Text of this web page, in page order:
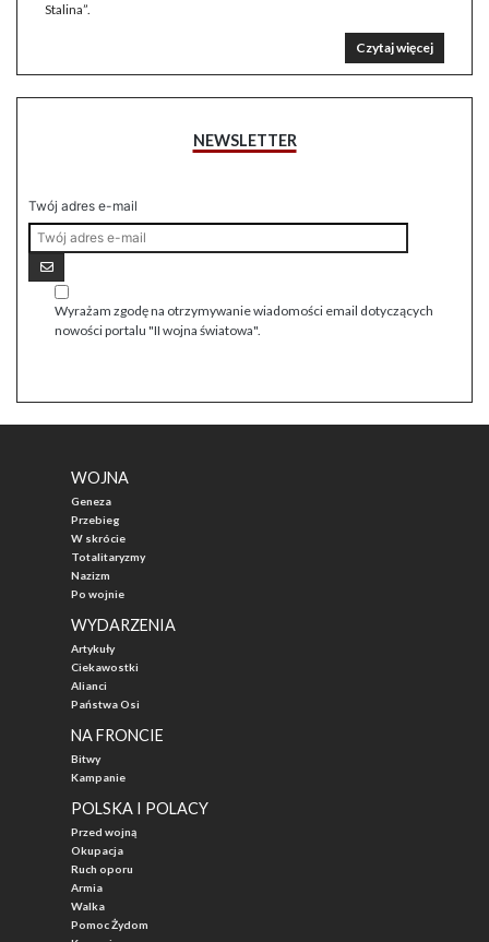
Stalina”.
Czytaj więcej
NEWSLETTER
Twój adres e-mail
Wyrażam zgodę na otrzymywanie wiadomości email dotyczących
nowości portalu "II wojna światowa".
WOJNA
Geneza
Przebieg
W skrócie
Totalitaryzmy
Nazizm
Po wojnie
WYDARZENIA
Artykuły
Ciekawostki
Alianci
Państwa Osi
NA FRONCIE
Bitwy
Kampanie
POLSKA I POLACY
Przed wojną
Okupacja
Ruch oporu
Armia
Walka
Pomoc Żydom